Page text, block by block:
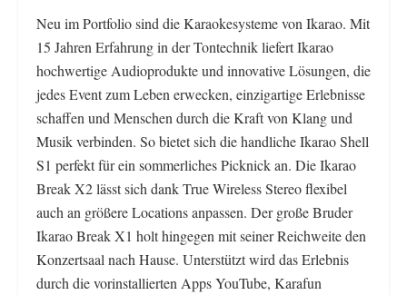
Neu im Portfolio sind die Karaokesysteme von Ikarao. Mit
15 Jahren Erfahrung in der Tontechnik liefert Ikarao
hochwertige Audioprodukte und innovative Lösungen, die
jedes Event zum Leben erwecken, einzigartige Erlebnisse
schaffen und Menschen durch die Kraft von Klang und
Musik verbinden. So bietet sich die handliche Ikarao Shell
S1 perfekt für ein sommerliches Picknick an. Die Ikarao
Break X2 lässt sich dank True Wireless Stereo flexibel
auch an größere Locations anpassen. Der große Bruder
Ikarao Break X1 holt hingegen mit seiner Reichweite den
Konzertsaal nach Hause. Unterstützt wird das Erlebnis
durch die vorinstallierten Apps YouTube, Karafun